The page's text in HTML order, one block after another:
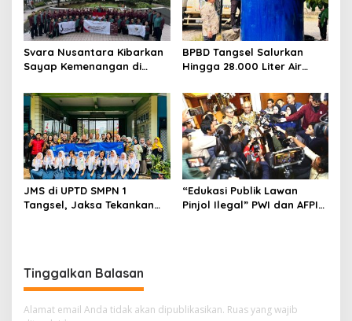
Svara Nusantara Kibarkan
Sayap Kemenangan di
BPBD Tangsel Salurkan
Hingga 28.000 Liter Air
Warga Terdampak
Kekeringan
JMS di UPTD SMPN 1
Tangsel, Jaksa Tekankan
“Edukasi Publik Lawan
Pinjol Ilegal” PWI dan AFPI
Tinggalkan Balasan
Alamat email Anda tidak akan dipublikasikan. Ruas yang wajib